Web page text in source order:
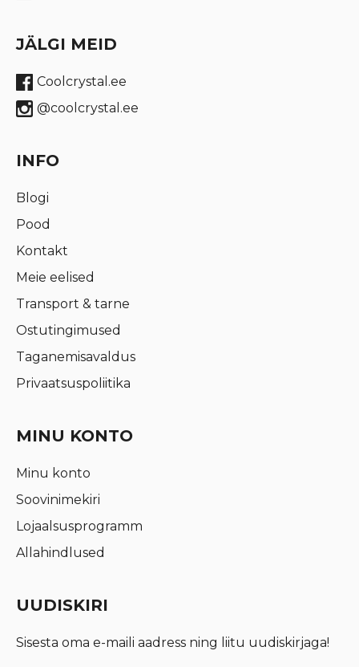
JÄLGI MEID
Coolcrystal.ee
@coolcrystal.ee
INFO
Blogi
Pood
Kontakt
Meie eelised
Transport & tarne
Ostutingimused
Taganemisavaldus
Privaatsuspoliitika
MINU KONTO
Minu konto
Soovinimekiri
Lojaalsusprogramm
Allahindlused
UUDISKIRI
Sisesta oma e-maili aadress ning liitu uudiskirjaga!